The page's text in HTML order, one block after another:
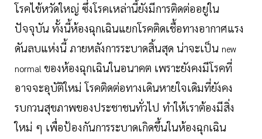
โรคไข้หวัดใหญ่ ซึ่งโรคเหล่านี้ยังมีการติดต่ออยู่ใน
ปัจจุบัน ทั้งนี้ห้องฉุกเฉินแยกโรคติดเชื้อทางอากาศแรง
ดันลบแห่งนี้ ภายหลังการระบาดสิ้นสุด น่าจะเป็น new
normal ของห้องฉุกเฉินในอนาคต เพราะยังคงมีโรคที่
อาจจะอุบัติใหม่ โรคติดต่อทางเดินหายใจเดิมที่ยังคง
รบกวนสุขภาพของประชาชนทั่วไป ทำให้เราต้องมีสิ่ง
ใหม่ ๆ เพื่อป้องกันการระบาดเกิดขึ้นในห้องฉุกเฉิน